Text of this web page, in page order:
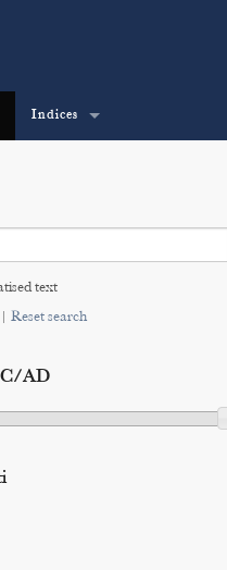
Indices
text
Reset search
AD